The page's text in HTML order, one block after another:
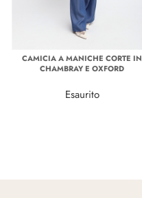
CAMICIA A MANICHE CORTE IN
CHAMBRAY E OXFORD
Esaurito